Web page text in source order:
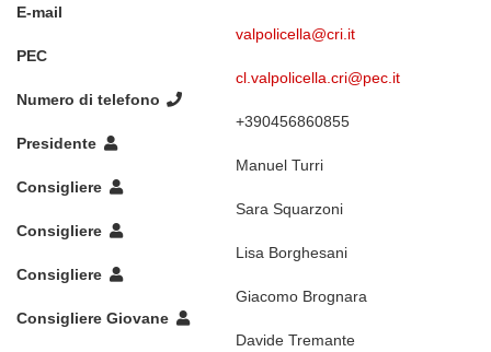
E-mail
valpolicella@cri.it
PEC
cl.valpolicella.cri@pec.it
Numero di telefono
+390456860855
Presidente
Manuel Turri
Consigliere
Sara Squarzoni
Consigliere
Lisa Borghesani
Consigliere
Giacomo Brognara
Consigliere Giovane
Davide Tremante